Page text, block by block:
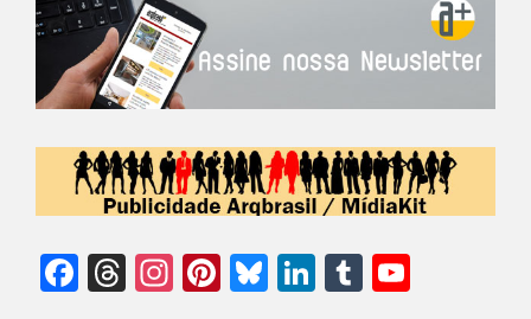
Facebook
Threads
Instagram
Pinterest
Bluesky
LinkedIn
Tumblr